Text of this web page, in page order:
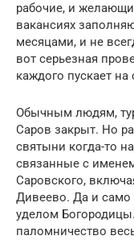
рабочие, и
вакансиях
месяцами, и не
вот серьезная
каждого пускает
Обычным людям,
Саров закрыт. Но
святыни когда-то
связанные с
Саровского,
Дивеево. Да и само
уделом
паломничество